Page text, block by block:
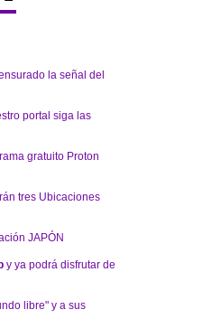
la señal del
portal siga las
gratuito Proton
tres Ubicaciones
JAPÓN
y ya podrá disfrutar de
libre" y a sus